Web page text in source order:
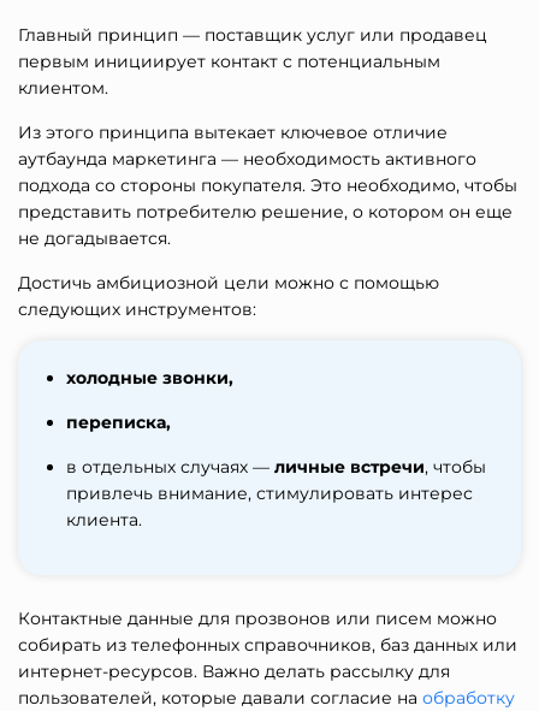
Главный принцип — поставщик услуг или продавец
первым инициирует контакт с потенциальным
клиентом.
Из этого принципа вытекает ключевое отличие
аутбаунда маркетинга — необходимость активного
подхода со стороны покупателя. Это необходимо, чтобы
представить потребителю решение, о котором он еще
не догадывается.
Достичь амбициозной цели можно с помощью
следующих инструментов:
холодные звонки,
переписка,
в отдельных случаях — личные встречи, чтобы
привлечь внимание, стимулировать интерес
клиента.
Контактные данные для прозвонов или писем можно
собирать из телефонных справочников, баз данных или
интернет-ресурсов. Важно делать рассылку для
пользователей, которые давали согласие на обработку